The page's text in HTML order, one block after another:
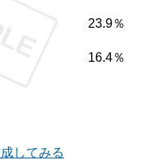
は無く、開放感は少
23.9％
16.4％
してみる